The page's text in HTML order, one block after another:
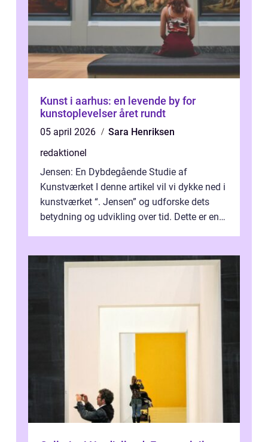
Kunst i aarhus: en levende by for
kunstoplevelser året rundt
05 april 2026
Sara Henriksen
redaktionel
Jensen: En Dybdegående Studie af
Kunstværket I denne artikel vil vi dykke ned i
kunstværket “. Jensen” og udforske dets
betydning og udvikling over tid. Dette er en